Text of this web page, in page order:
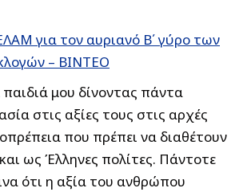
για τον αυριανό Β΄ γύρο των
– ΒΙΝΤΕΟ
μου δίνοντας πάντα
στις αξίες τους στις αρχές
που πρέπει να διαθέτουν
ως Έλληνες πολίτες. Πάντοτε
ότι η αξία του ανθρώπου